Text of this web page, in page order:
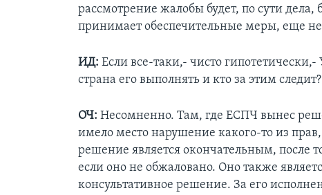
рассмотрение жалобы будет, по сути
принимает обеспечительные меры, еще не
ИД: Если все-таки,- чисто
страна его выполнять и кто за этим следит?
ОЧ: Несомненно. Там, где ЕСПЧ вынес
имело место нарушение какого-то из
решение является окончательным, после
если оно не обжаловано. Оно также
консультативное решение. За его